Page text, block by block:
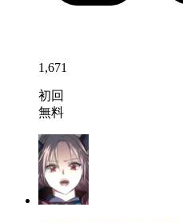
1,671
初回
無料